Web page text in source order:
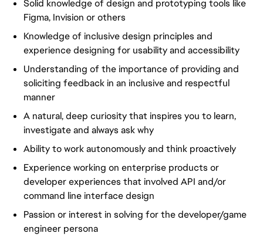
Solid knowledge of design and prototyping tools like
Figma, Invision or others
Knowledge of inclusive design principles and
experience designing for usability and accessibility
Understanding of the importance of providing and
soliciting feedback in an inclusive and respectful
manner
A natural, deep curiosity that inspires you to learn,
investigate and always ask why
Ability to work autonomously and think proactively
Experience working on enterprise products or
developer experiences that involved API and/or
command line interface design
Passion or interest in solving for the developer/game
engineer persona